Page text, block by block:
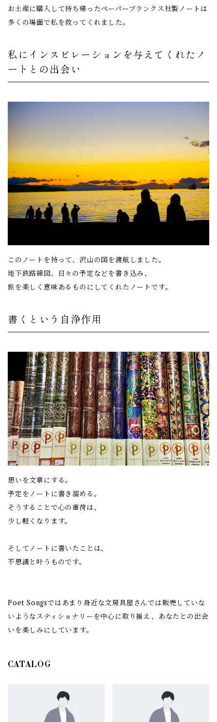
お土産に購入して持ち帰ったペーパーブランクス社製ノートは
多くの場面で私を救ってくれました。
私にインスピレーションを与えてくれたノ
ートとの出会い
このノートを持って、沢山の国を渡航しました。
地下鉄路線図、日々の予定などを書き込み、
旅を楽しく意味あるものにしてくれたノートです。
書くという自浄作用
思いを文章にする。
予定をノートに書き溜める。
そうすることで心の重荷は、
少し軽くなります。
そしてノートに書いたことは、
不思議と叶うものです。
Poet Songsではあまり身近な文房具屋さんでは販売していな
いようなスティショナリーを中心に取り揃え、あなたとの出会
いを楽しみにしています。
CATALOG